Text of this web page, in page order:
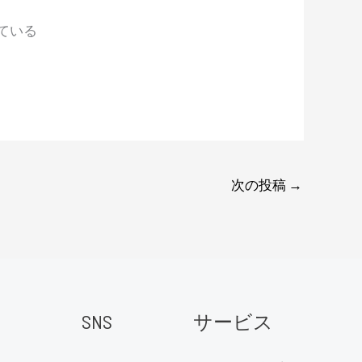
いる
次の投稿 →
SNS サービス